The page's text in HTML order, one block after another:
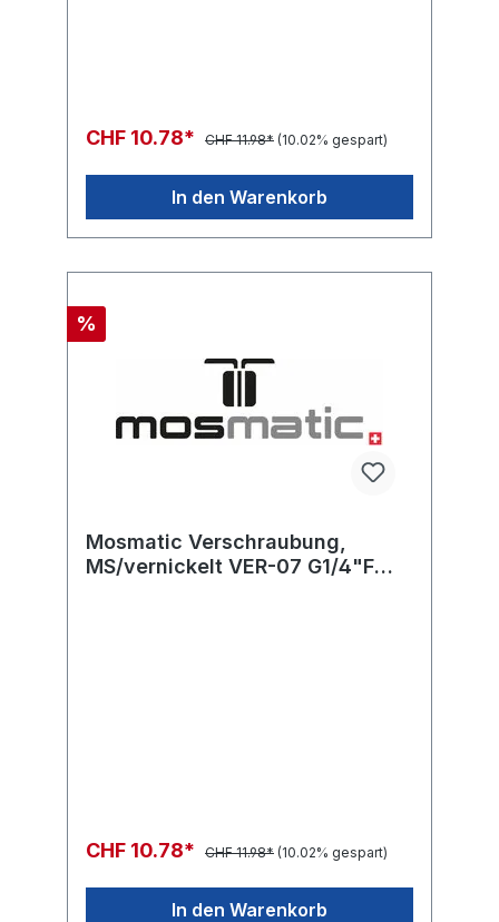
CHF 10.78* CHF 11.98* (10.02% gespart)
In den Warenkorb
%
Mosmatic Verschraubung,
MS/vernickelt VER-07 G1/4"F
CHF 10.78* CHF 11.98* (10.02% gespart)
In den Warenkorb